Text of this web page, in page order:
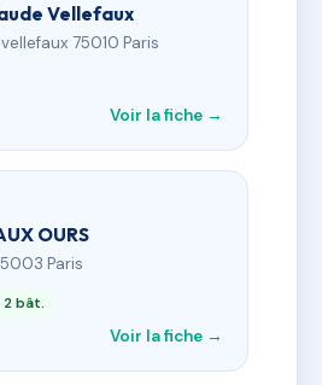
Vellefaux
75010 Paris
Voir la fiche →
OURS
Paris
bât.
Voir la fiche →